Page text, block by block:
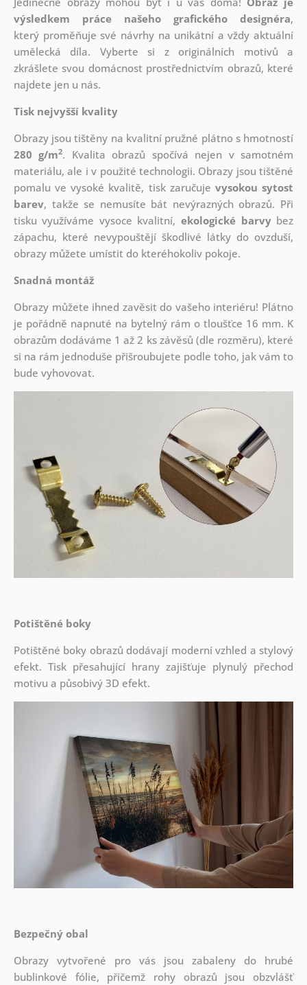
výsledkem práce našeho grafického designéra,
který proměňuje své návrhy na unikátní a vždy aktuální
umělecká díla. Vyberte si z originálních motivů a
zkrášlete svou domácnost prostřednictvím obrazů, které
najdete jen u nás.
Tisk nejvyšší kvality
Obrazy jsou tištěny na kvalitní pružné plátno s hmotností
280 g/m2. Kvalita obrazů spočívá nejen v samotném
materiálu, ale i v použité technologii. Obrazy jsou tištěné
pomalu ve vysoké kvalitě, tisk zaručuje vysokou sytost
barev, takže se nemusíte bát nevýrazných obrazů. Při
tisku využíváme vysoce kvalitní,ekologické barvybez
zápachu, které nevypouštějí škodlivé látky do ovzduší,
obrazy můžete umístit do kteréhokoliv pokoje.
Snadná montáž
Obrazy můžete ihned zavěsit do vašeho interiéru! Plátno
je pořádně napnuté na bytelný rám o tloušťce 16 mm. K
obrazům dodáváme 1 až 2 ks závěsů (dle rozměru), které
si na rám jednoduše přišroubujete podle toho, jak vám to
bude vyhovovat.
Potištěné boky
Potištěné boky obrazů dodávají moderní vzhled a stylový
efekt. Tisk přesahující hrany zajišťuje plynulý přechod
motivu a působivý 3D efekt.
Bezpečný obal
Obrazy vytvořené pro vás jsou zabaleny do hrubé
bublinkové fólie, přičemž rohy obrazů jsou obzvlášť